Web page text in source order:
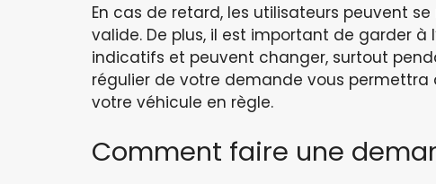
En cas de retard, les utilisateurs peuvent
valide. De plus, il est important de garder
indicatifs et peuvent changer, surtout
régulier de votre demande vous
votre véhicule en règle.
Comment faire une